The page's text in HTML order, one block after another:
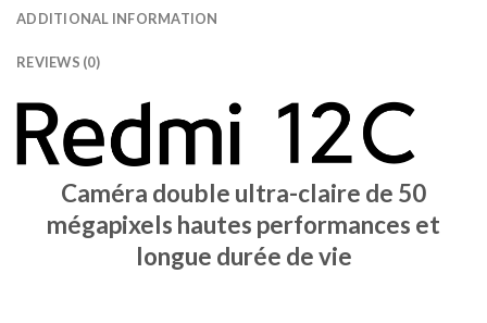
ADDITIONAL INFORMATION
REVIEWS (0)
Caméra double ultra-claire de 50
mégapixels hautes performances et
longue durée de vie